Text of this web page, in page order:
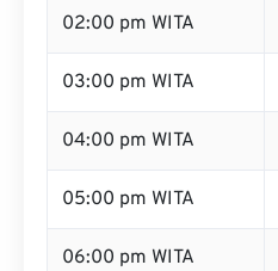
02:00 pm WITA
03:00 pm WITA
04:00 pm WITA
05:00 pm WITA
06:00 pm WITA